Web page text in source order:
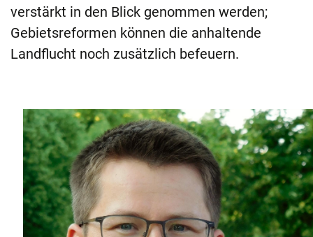
verstärkt in den Blick genommen werden;
Gebietsreformen können die anhaltende
Landflucht noch zusätzlich befeuern.